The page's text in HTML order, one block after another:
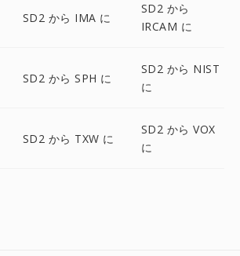
SD2 から IMA に
SD2 から
IRCAM に
SD2 から SPH に
SD2 から NIST
に
SD2 から TXW に
SD2 から VOX
に